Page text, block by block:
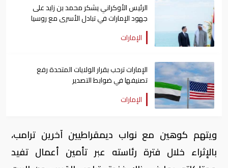
الرئيس الأوكراني يشكر محمد بن زايد على
جهود الإمارات في تبادل الأسرى مع روسيا
الإمارات
الإمارات ترحب بقرار الولايات المتحدة رفع
تصنيفها في ضوابط التصدير
الإمارات
ويتهم كوهين مع نواب ديمقراطيين آخرين ترامب،
بالإثراء خلال فترة رئاسته عبر تأمين أعمال تفيد